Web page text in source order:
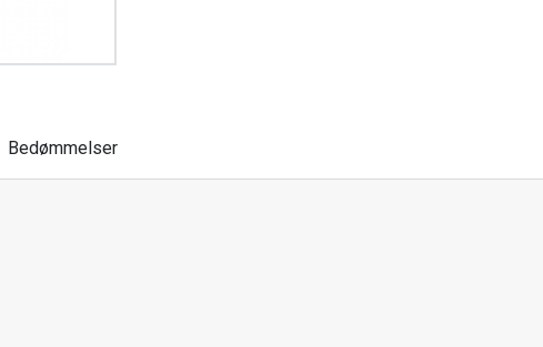
Bedømmelser